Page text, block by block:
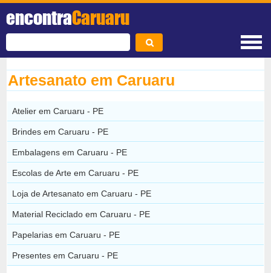
encontraCaruaru
Artesanato em Caruaru
Atelier em Caruaru - PE
Brindes em Caruaru - PE
Embalagens em Caruaru - PE
Escolas de Arte em Caruaru - PE
Loja de Artesanato em Caruaru - PE
Material Reciclado em Caruaru - PE
Papelarias em Caruaru - PE
Presentes em Caruaru - PE